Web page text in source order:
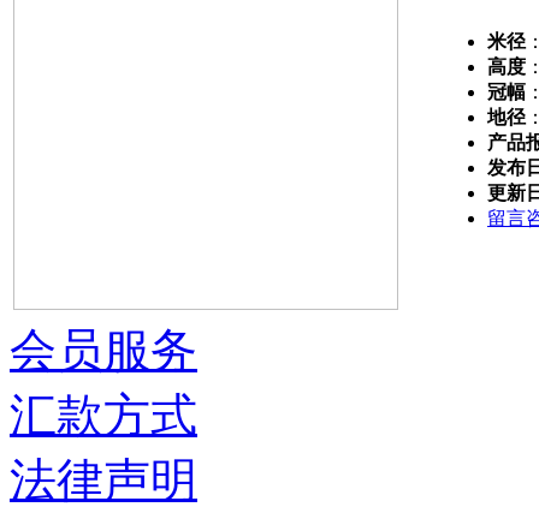
米径
高度
冠幅
地径
产品
发布
更新
留言
会员服务
汇款方式
法律声明